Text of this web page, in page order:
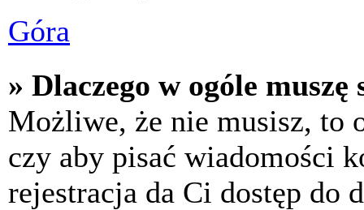
Góra
» Dlaczego w ogóle
Możliwe, że nie musisz, to
czy aby pisać wiadomości
rejestracja da Ci dostęp do